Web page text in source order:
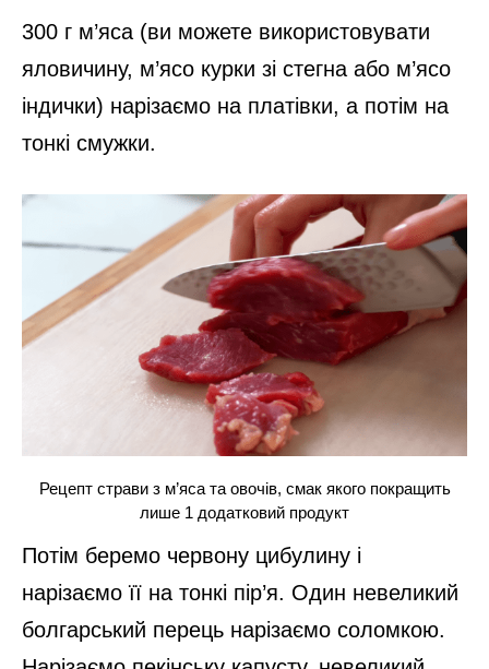
300 г м’яса (ви можете використовувати
яловичину, м’ясо курки зі стегна або м’ясо
індички) нарізаємо на платівки, а потім на
тонкі смужки.
Рецепт страви з м’яса та овочів, смак якого покращить
лише 1 додатковий продукт
Потім беремо червону цибулину і
нарізаємо її на тонкі пір’я. Один невеликий
болгарський перець нарізаємо соломкою.